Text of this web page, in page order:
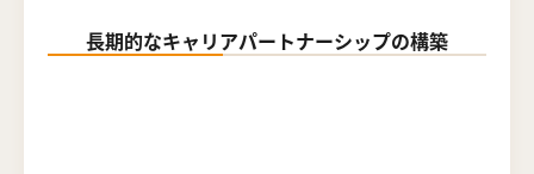
長期的なキャリアパートナーシップの構築